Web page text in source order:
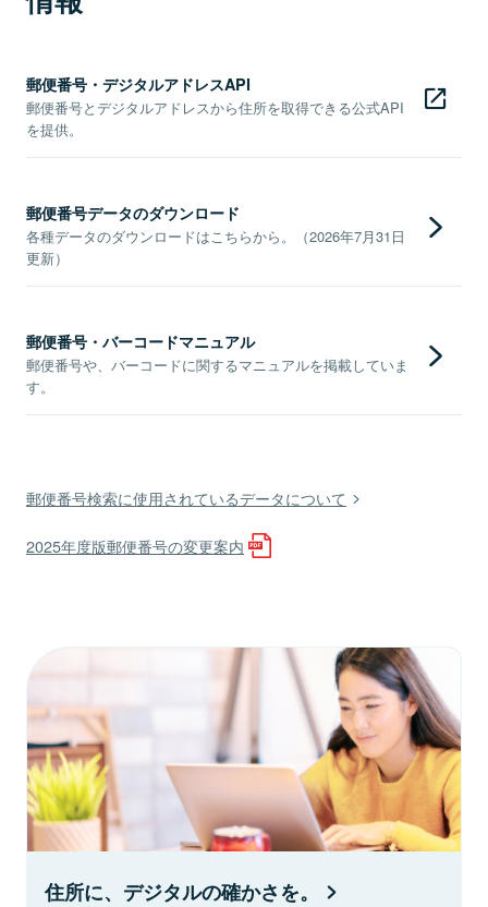
郵便番号・デジタルアドレスAPI
郵便番号とデジタルアドレスから住所を取得できる公式API
を提供。
郵便番号データのダウンロード
各種データのダウンロードはこちらから。（2026年7月31日
更新）
郵便番号・バーコードマニュアル
郵便番号や、バーコードに関するマニュアルを掲載していま
す。
郵便番号検索に使用されているデータについて
2025年度版郵便番号の変更案内
住所に、デジタルの確かさを。